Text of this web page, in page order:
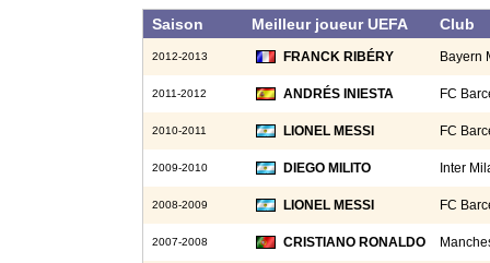
Saison Meilleur joueur UEFA Club
2012-2013 FRANCK RIBÉRY Bayern
2011-2012 ANDRÉS INIESTA FC
2010-2011 LIONEL MESSI FC
2009-2010 DIEGO MILITO Inter
2008-2009 LIONEL MESSI FC
2007-2008 CRISTIANO RONALDO